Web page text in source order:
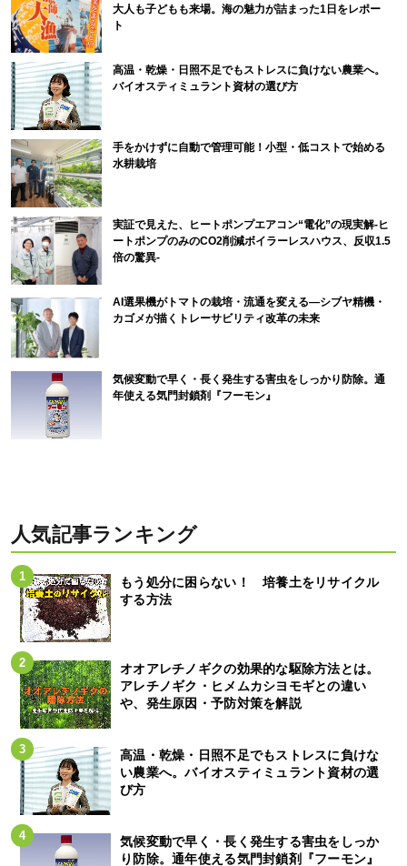
大人も子どもも来場。海の魅力が詰まった1日をレポー
ト
高温・乾燥・日照不足でもストレスに負けない農業へ。
バイオスティミュラント資材の選び方
手をかけずに自動で管理可能！小型・低コストで始める
水耕栽培
実証で見えた、ヒートポンプエアコン“電化”の現実解-ヒ
ートポンプのみのCO2削減ボイラーレスハウス、反収1.5
倍の驚異-
AI選果機がトマトの栽培・流通を変える―シブヤ精機・
カゴメが描くトレーサビリティ改革の未来
気候変動で早く・長く発生する害虫をしっかり防除。通
年使える気門封鎖剤『フーモン』
人気記事ランキング
もう処分に困らない！ 培養土をリサイクル
する方法
オオアレチノギクの効果的な駆除方法とは。
アレチノギク・ヒメムカシヨモギとの違い
や、発生原因・予防対策を解説
高温・乾燥・日照不足でもストレスに負けな
い農業へ。バイオスティミュラント資材の選
び方
気候変動で早く・長く発生する害虫をしっか
り防除。通年使える気門封鎖剤『フーモン』